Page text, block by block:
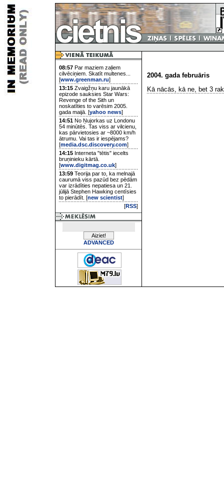
08:57 Par maziem zaļiem
cilvēciņiem. Skatīt multenes...
[www.greenman.ru]
13:15 Zvaigžņu karu jaunākā
epizode sauksies Star Wars:
Revenge of the Sith un
noskatīties to varēsim 2005.
gada maijā. [yahoo news]
14:51 No Ņujorkas uz Londonu
54 minūtēs. Tas viss ar vilcienu,
kas pārvietosies ar ~8000 km/h
ātrumu. Vai tas ir iespējams?
[media.dsc.discovery.com]
14:15 Interneta "tētis" iecelts
bruņinieku kārtā.
[www.digitmag.co.uk]
13:59 Teorija par to, ka melnajā
caurumā viss pazūd bez pēdām
var izrādīties nepatiesa un 21.
jūlijā Stephen Hawking centīsies
to pierādīt. [new scientist]
[RSS]
ADVANCED
2004. gada februāris
Kā nācās, kā ne, bet 3